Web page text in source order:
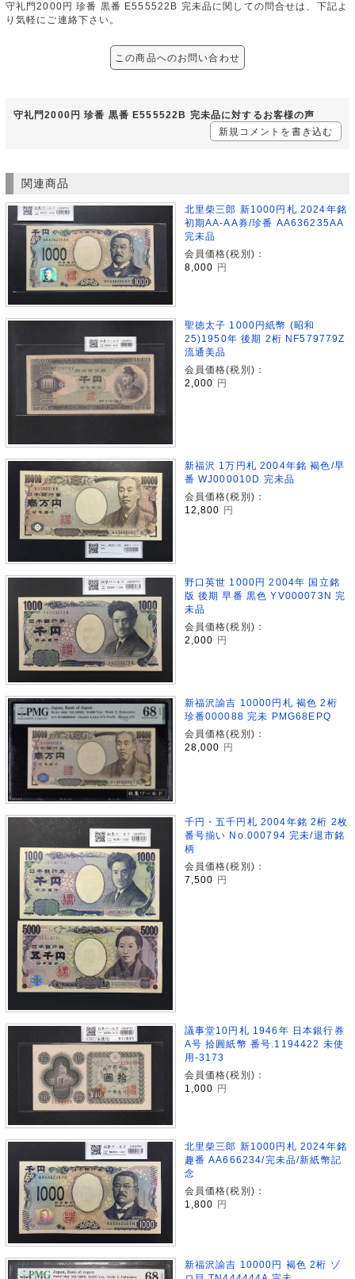
守礼門2000円 珍番 黒番 E555522B 完未品に関しての問合せは、下記よ
り気軽にご連絡下さい。
この商品へのお問い合わせ
守礼門2000円 珍番 黒番 E555522B 完未品に対するお客様の声
新規コメントを書き込む
関連商品
北里柴三郎 新1000円札 2024年銘
初期AA-AA券/珍番 AA636235AA
完未品
会員価格(税別)：
8,000
円
聖徳太子 1000円紙幣 (昭和
25)1950年 後期 2桁 NF579779Z
流通美品
会員価格(税別)：
2,000 円
新福沢 1万円札 2004年銘 褐色/早
番 WJ000010D 完未品
会員価格(税別)：
12,800 円
野口英世 1000円 2004年 国立銘
版 後期 早番 黒色 YV000073N 完
未品
会員価格(税別)：
2,000 円
新福沢諭吉 10000円札 褐色 2桁
珍番000088 完未 PMG68EPQ
会員価格(税別)：
28,000 円
千円・五千円札 2004年銘 2桁 2枚
番号揃い No.000794 完未/退市銘
柄
会員価格(税別)：
7,500 円
議事堂10円札 1946年 日本銀行券
A号 拾圓紙幣 番号.1194422 未使
用-3173
会員価格(税別)：
1,000
円
北里柴三郎 新1000円札 2024年銘
趣番 AA666234/完未品/新紙幣記
念
会員価格(税別)：
1,800 円
新福沢諭吉 10000円 褐色 2桁 ゾ